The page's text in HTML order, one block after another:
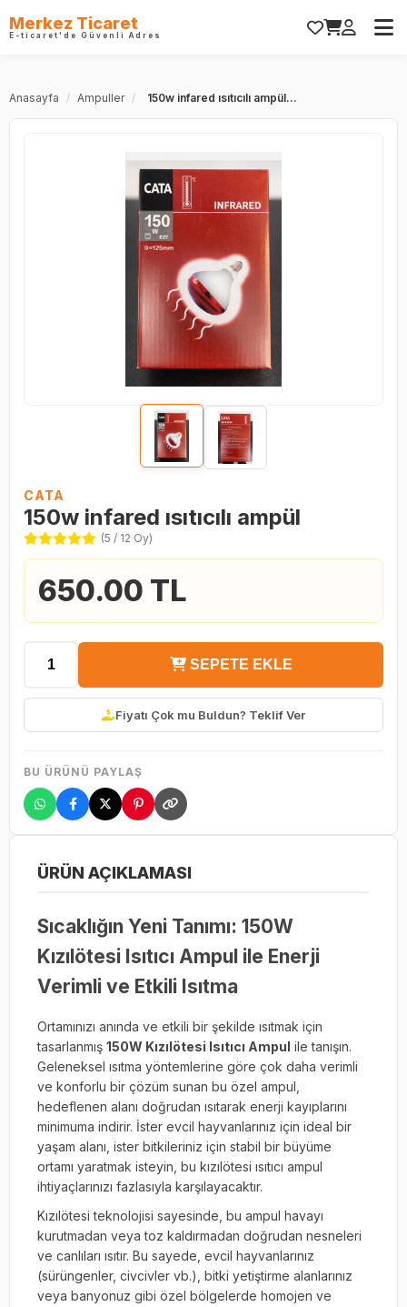
Merkez Ticaret
E-ticaret'de Güvenli Adres
Anasayfa / Ampuller / 150w infared ısıtıcılı ampül...
CATA
150w infared ısıtıcılı ampül
(5 / 12 Oy)
650.00 TL
SEPETE EKLE
Fiyatı Çok mu Buldun? Teklif Ver
BU ÜRÜNÜ PAYLAŞ
ÜRÜN AÇIKLAMASI
Sıcaklığın Yeni Tanımı: 150W
Kızılötesi Isıtıcı Ampul ile Enerji
Verimli ve Etkili Isıtma
Ortamınızı anında ve etkili bir şekilde ısıtmak için
tasarlanmış 150W Kızılötesi Isıtıcı Ampul ile tanışın.
Geleneksel ısıtma yöntemlerine göre çok daha verimli
ve konforlu bir çözüm sunan bu özel ampul,
hedeflenen alanı doğrudan ısıtarak enerji kayıplarını
minimuma indirir. İster evcil hayvanlarınız için ideal bir
yaşam alanı, ister bitkileriniz için stabil bir büyüme
ortamı yaratmak isteyin, bu kızılötesi ısıtıcı ampul
ihtiyaçlarınızı fazlasıyla karşılayacaktır.
Kızılötesi teknolojisi sayesinde, bu ampul havayı
kurutmadan veya toz kaldırmadan doğrudan nesneleri
ve canlıları ısıtır. Bu sayede, evcil hayvanlarınız
(sürüngenler, civcivler vb.), bitki yetiştirme alanlarınız
veya banyonuz gibi özel bölgelerde homojen ve